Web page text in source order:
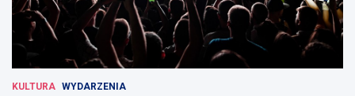
KULTURA WYDARZENIA